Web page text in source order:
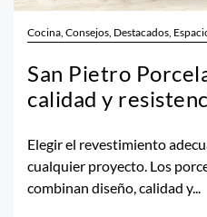
Cocina, Consejos, Destacados,
San Pietro
calidad y
Elegir el revestimiento
cualquier proyecto. Los
combinan diseño, calidad y...